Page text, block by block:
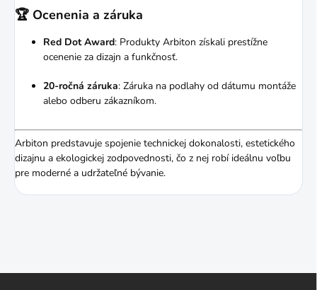
🏆 Ocenenia a záruka
Red Dot Award: Produkty Arbiton získali prestížne
ocenenie za dizajn a funkčnosť.
20-ročná záruka: Záruka na podlahy od dátumu montáže
alebo odberu zákazníkom.
Arbiton predstavuje spojenie technickej dokonalosti, estetického
dizajnu a ekologickej zodpovednosti, čo z nej robí ideálnu voľbu
pre moderné a udržateľné bývanie.